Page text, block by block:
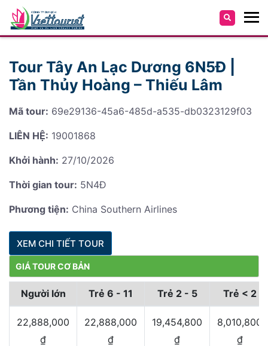
Tour Tây An Lạc Dương 6N5Đ |
Tần Thủy Hoàng – Thiếu Lâm
Mã tour: 69e29136-45a6-485d-a535-db0323129f03
LIÊN HỆ: 19001868
Khởi hành: 27/10/2026
Thời gian tour: 5N4Đ
Phương tiện: China Southern Airlines
XEM CHI TIẾT TOUR
GIÁ TOUR CƠ BẢN
Người lớn Trẻ 6 - 11 Trẻ 2 - 5 Trẻ < 2
22,888,000
₫
22,888,000
₫
19,454,800
₫
8,010,800
₫